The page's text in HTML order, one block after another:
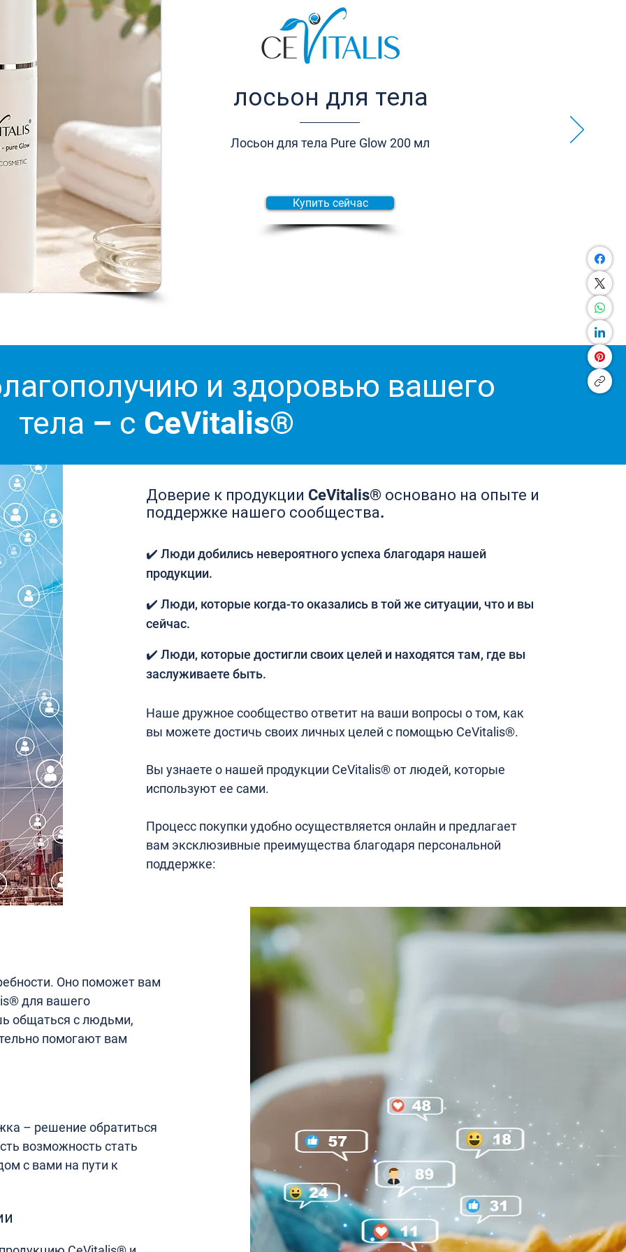
лосьон для тела
Лосьон для тела Pure Glow 200 мл
Купить сейчас
и здоровью вашего
тела – с CeVitalis®
Доверие к продукции CeVitalis® основано на опыте и
поддержке нашего сообщества.
✔️ Люди добились невероятного успеха благодаря нашей
продукции.
✔️ Люди, которые когда-то оказались в той же ситуации, что и вы
сейчас.
✔️ Люди, которые достигли своих целей и находятся там, где вы
заслуживаете быть.
Наше дружное сообщество ответит на ваши вопросы о том, как
вы можете достичь своих личных целей с помощью CeVitalis®.
Вы узнаете о нашей продукции CeVitalis® от людей, которые
используют ее сами.
Процесс покупки удобно осуществляется онлайн и предлагает
вам эксклюзивные преимущества благодаря персональной
поддержке:
Оно поможет вам
для вашего
общаться с людьми,
помогают вам
– решение обратиться
возможность стать
с вами на пути к